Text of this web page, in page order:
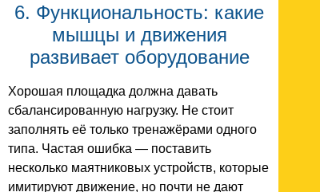
6. Функциональность: какие
мышцы и движения
развивает оборудование
Хорошая площадка должна давать
сбалансированную нагрузку. Не стоит
заполнять её только тренажёрами одного
типа. Частая ошибка — поставить
несколько маятниковых устройств, которые
имитируют движение, но почти не дают